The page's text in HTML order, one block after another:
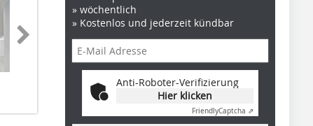
Abb.: Meixner Schlüter Wendt
Foto: Meixner Schlüter Wendt
Architekten
» wöchentlich
» Kostenlos und jederzeit kündbar
Anti-Roboter-Verifizierung
Hier klicken
FriendlyCaptcha ⇗